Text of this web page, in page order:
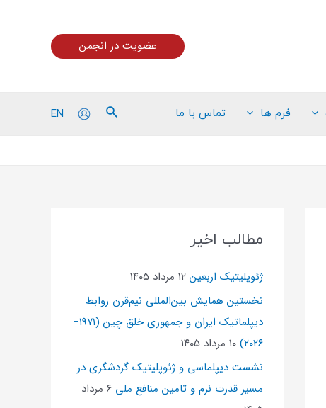
عضویت در انجمن
فرم ها تماس با ما EN
مطالب اخیر
ژئوپلیتیک اربعین ۱۲ مرداد ۱۴۰۵
نخستین همایش بین‌المللی نیم‌قرن روابط
دیپلماتیک ایران و جمهوری خلق چین (۱۹۷۱–
۲۰۲۶) ۱۰ مرداد ۱۴۰۵
نشست دیپلماسی و ژئو‌پلیتیک گردشگری در
مسیر قدرت نرم و تامین منافع ملی
۶ مرداد